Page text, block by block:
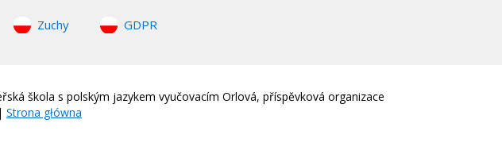
Zuchy GDPR
škola s polským jazykem vyučovacím Orlová, příspěvková organizace
| Strona główna